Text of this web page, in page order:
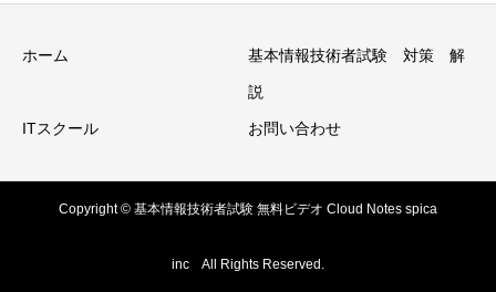
ホーム 基本情報技術者試験 対策 解
説
ITスクール お問い合わせ
Copyright © 基本情報技術者試験 無料ビデオ Cloud Notes spica
inc All Rights Reserved.